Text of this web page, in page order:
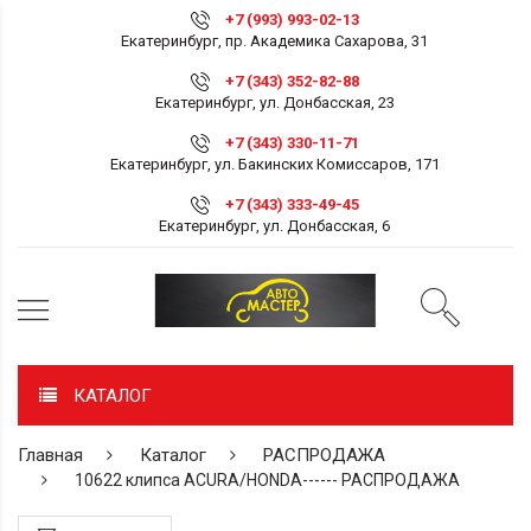
+7 (993) 993-02-13
Екатеринбург, пр. Академика Сахарова, 31
+7 (343) 352-82-88
Екатеринбург, ул. Донбасская, 23
+7 (343) 330-11-71
Екатеринбург, ул. Бакинских Комиссаров, 171
+7 (343) 333-49-45
Екатеринбург, ул. Донбасская, 6
КАТАЛОГ
Главная Каталог РАСПРОДАЖА
10622 клипса ACURA/HONDA------ РАСПРОДАЖА